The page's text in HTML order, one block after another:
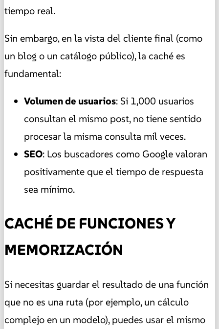
tiempo real.
Sin embargo, en la vista del cliente final (como
un blog o un catálogo público), la caché es
fundamental:
Volumen de usuarios: Si 1,000 usuarios
consultan el mismo post, no tiene sentido
procesar la misma consulta mil veces.
SEO: Los buscadores como Google valoran
positivamente que el tiempo de respuesta
sea mínimo.
CACHÉ DE FUNCIONES Y
MEMORIZACIÓN
Si necesitas guardar el resultado de una función
que no es una ruta (por ejemplo, un cálculo
complejo en un modelo), puedes usar el mismo